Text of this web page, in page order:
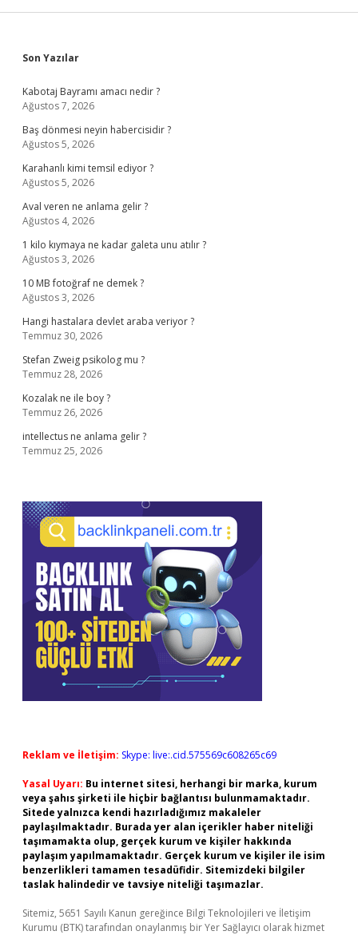
Sidebar
Son Yazılar
Kabotaj Bayramı amacı nedir ?
Ağustos 7, 2026
Baş dönmesi neyin habercisidir ?
Ağustos 5, 2026
Karahanlı kimi temsil ediyor ?
Ağustos 5, 2026
Aval veren ne anlama gelir ?
Ağustos 4, 2026
1 kilo kıymaya ne kadar galeta unu atılır ?
Ağustos 3, 2026
10 MB fotoğraf ne demek ?
Ağustos 3, 2026
Hangi hastalara devlet araba veriyor ?
Temmuz 30, 2026
Stefan Zweig psikolog mu ?
Temmuz 28, 2026
Kozalak ne ile boy ?
Temmuz 26, 2026
intellectus ne anlama gelir ?
Temmuz 25, 2026
Reklam ve İletişim: Skype: live:.cid.575569c608265c69
Yasal Uyarı: Bu internet sitesi, herhangi bir marka, kurum
veya şahıs şirketi ile hiçbir bağlantısı bulunmamaktadır.
Sitede yalnızca kendi hazırladığımız makaleler
paylaşılmaktadır. Burada yer alan içerikler haber niteliği
taşımamakta olup, gerçek kurum ve kişiler hakkında
paylaşım yapılmamaktadır. Gerçek kurum ve kişiler ile isim
benzerlikleri tamamen tesadüfidir. Sitemizdeki bilgiler
taslak halindedir ve tavsiye niteliği taşımazlar.
Sitemiz, 5651 Sayılı Kanun gereğince Bilgi Teknolojileri ve İletişim
Kurumu (BTK) tarafından onaylanmış bir Yer Sağlayıcı olarak hizmet